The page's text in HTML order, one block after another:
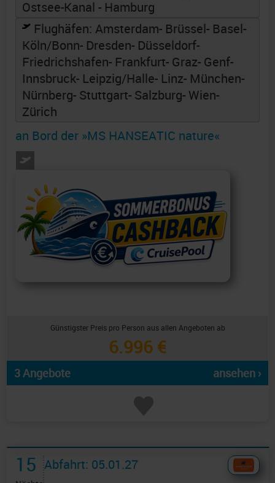
Ostsee-Kanal - Hamburg
Flughäfen: Amsterdam- Brüssel- Basel-
Köln/Bonn- Dresden- Düsseldorf-
Friedrichshafen- Frankfurt- Graz- Genf-
Innsbruck- Leipzig/Halle- Linz- München-
Nürnberg- Stuttgart- Salzburg- Wien-
Zürich
an Bord der »MS HANSEATIC nature«
Günstigster Preis pro Person aus allen Angeboten ab
6.996 €
3 Angebote ansehen ›
15 Abfahrt: 05.01.27